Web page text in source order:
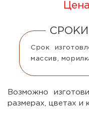
Срок
массив,
Возможно
размерах, цветах и